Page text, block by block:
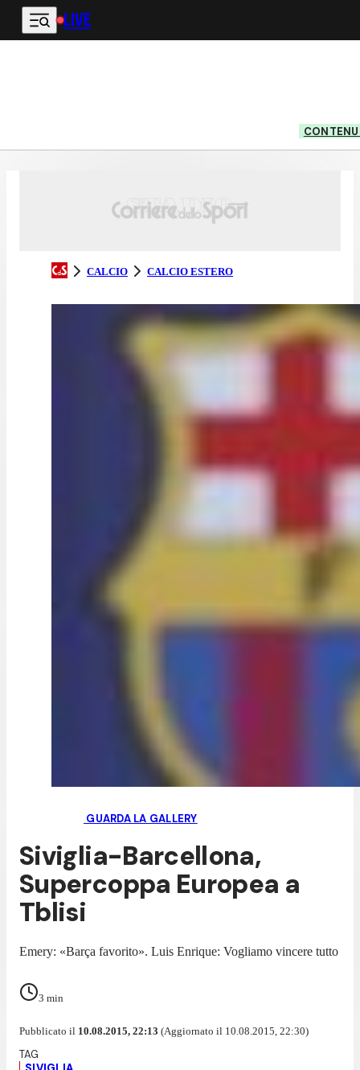
Vai al contenuto principale
LIVE
CALCIO CALCIO ESTERO
GUARDA LA GALLERY
Siviglia-Barcellona,
Supercoppa Europea a
Tblisi
Emery: «Barça favorito». Luis Enrique: Vogliamo vincere tutto
3 min
Pubblicato il 10.08.2015, 22:13 (Aggiornato il 10.08.2015, 22:30)